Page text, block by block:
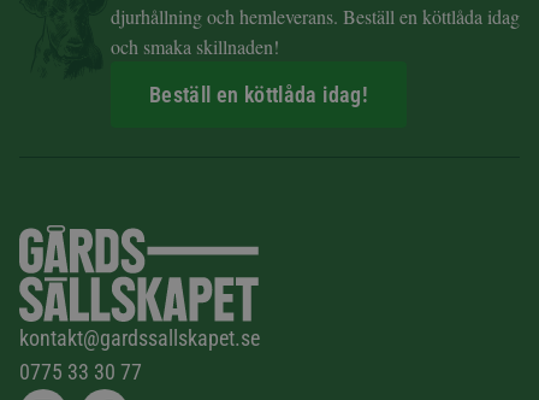
djurhållning och hemleverans. Beställ en köttlåda idag
och smaka skillnaden!
Beställ en köttlåda idag!
kontakt@gardssallskapet.se
0775 33 30 77